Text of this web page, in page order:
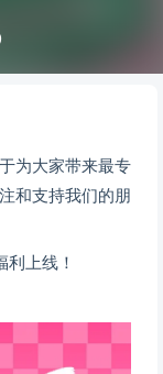
为大家带来最专
和支持我们的朋
上线！